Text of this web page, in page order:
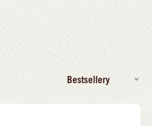
Bestsellery